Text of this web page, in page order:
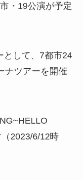
・19公演が予定
として、7都市24
ナツアーを開催
2023/6/12時